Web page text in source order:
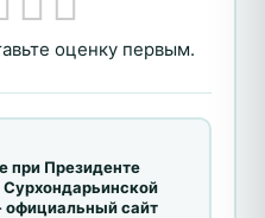
оценку первым.
при Президенте
Сурхондарьинской
официальный сайт